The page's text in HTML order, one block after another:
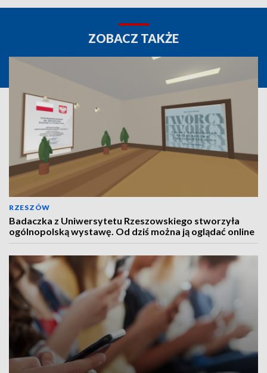
ZOBACZ TAKŻE
RZESZÓW
Badaczka z Uniwersytetu Rzeszowskiego stworzyła
ogólnopolską wystawę. Od dziś można ją oglądać online